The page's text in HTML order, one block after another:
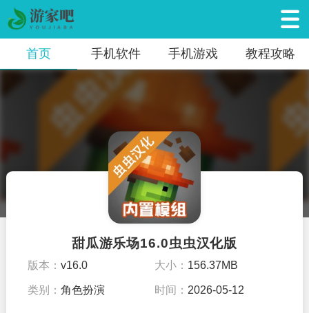
首页 手机软件 手机游戏 教程攻略
甜瓜游乐场16.0虫虫汉化版
版本：v16.0 大小： 156.37MB
类别：角色扮演 时间： 2026-05-12